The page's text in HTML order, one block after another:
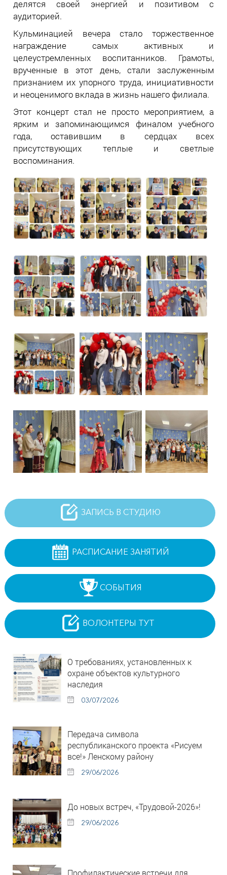
делятся своей энергией и позитивом с
аудиторией.
Кульминацией вечера стало торжественное
награждение самых активных и
целеустремленных воспитанников. Грамоты,
врученные в этот день, стали заслуженным
признанием их упорного труда, инициативности
и неоценимого вклада в жизнь нашего филиала.
Этот концерт стал не просто мероприятием, а
ярким и запоминающимся финалом учебного
года, оставившим в сердцах всех
присутствующих теплые и светлые
воспоминания.
ЗАПИСЬ В СТУДИЮ
РАСПИСАНИЕ ЗАНЯТИЙ
СОБЫТИЯ
ВОЛОНТЕРЫ ТУТ
О требованиях, установленных к
охране объектов культурного
наследия
03/07/2026
Передача символа
республиканского проекта «Рисуем
все!» Ленскому району
29/06/2026
До новых встреч, «Трудовой-2026»!
29/06/2026
Профилактические встречи для